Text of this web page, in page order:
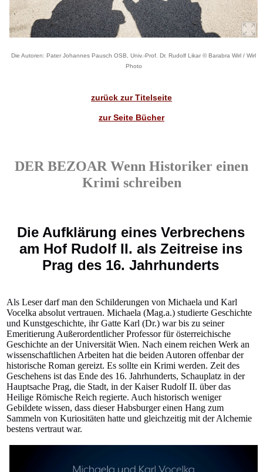
Die Autoren: Pater Johannes Pausch OSB, Univ.-Prof. Dr. Rudolf Likar © Barabra Wirl / Wirl
Photo
zurück zur Titelseite
zur Seite Bücher
DER BEZOAR Wenn Historiker einen
Krimi schreiben
Die Aufklärung eines Verbrechens
am Hof Rudolf II. als Zeitreise ins
Prag des 16. Jahrhunderts
Als Leser darf man den Schilderungen von Michaela und Karl
Vocelka absolut vertrauen. Michaela (Mag.a.) studierte Geschichte
und Kunstgeschichte, ihr Gatte Karl (Dr.) war bis zu seiner
Emeritierung Außerordentlicher Professor für österreichische
Geschichte an der Universität Wien. Nach einem reichen Werk an
wissenschaftlichen Arbeiten hat die beiden Autoren offenbar der
historische Roman gereizt. Es sollte ein Krimi werden. Zeit des
Geschehens ist das Ende des 16. Jahrhunderts, Schauplatz in der
Hauptsache Prag, die Stadt, in der Kaiser Rudolf II. über das
Heilige Römische Reich regierte. Auch historisch weniger
Gebildete wissen, dass dieser Habsburger einen Hang zum
Sammeln von Kuriositäten hatte und gleichzeitig mit der Alchemie
bestens vertraut war.